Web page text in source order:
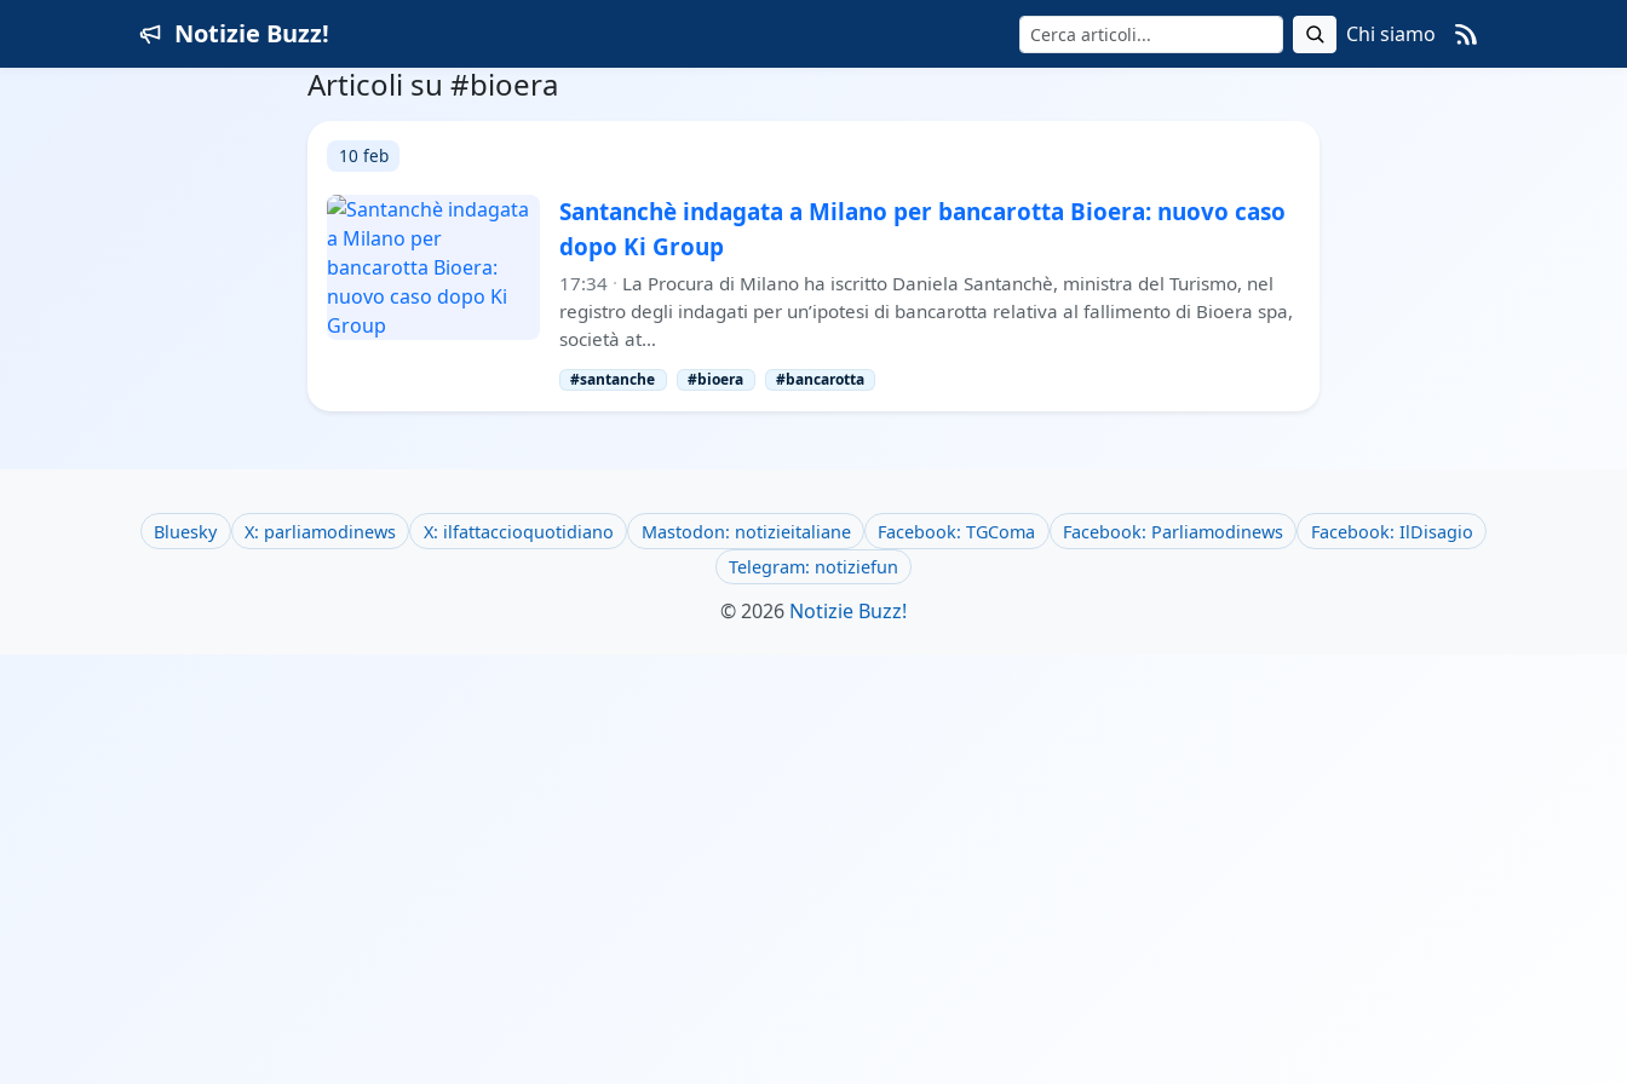
Notizie Buzz! Cerca Chi siamo
Articoli su #bioera
10 feb
Santanchè indagata a Milano per bancarotta Bioera: nuovo caso
dopo Ki Group
17:34 · La Procura di Milano ha iscritto Daniela Santanchè, ministra del Turismo, nel
registro degli indagati per un’ipotesi di bancarotta relativa al fallimento di Bioera spa,
società at…
#santanche #bioera #bancarotta
Bluesky X: parliamodinews X: ilfattaccioquotidiano Mastodon: notizieitaliane Facebook: TGComa Facebook: Parliamodinews
Facebook: IlDisagio
Telegram: notiziefun
© 2026 Notizie Buzz!